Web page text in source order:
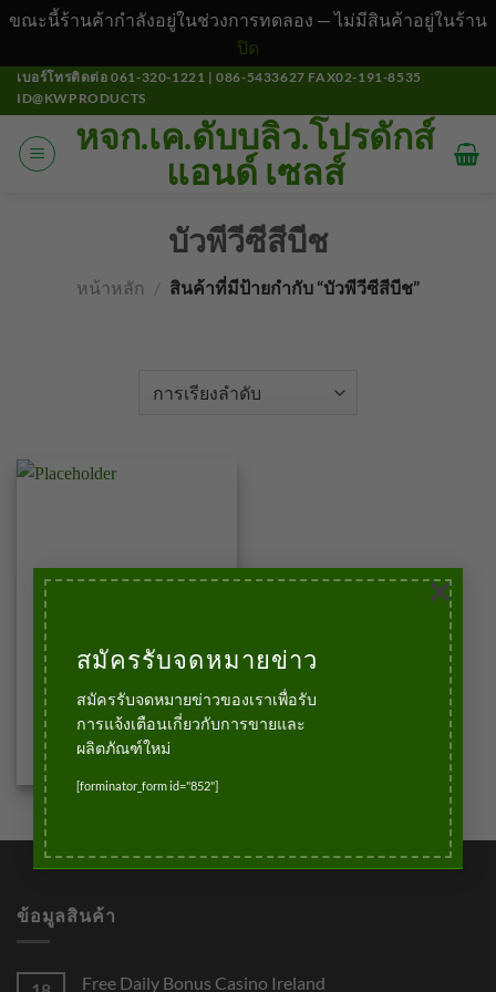
สมัครรับจดหมายข่าว
สมัครรับจดหมายข่าวของเราเพื่อรับ
การแจ้งเตือนเกี่ยวกับการขายและ
ผลิตภัณฑ์ใหม่
[forminator_form id="852"]
×
ขณะนี้ร้านค้ากำลังอยู่ในช่วงการทดลอง — ไม่มีสินค้าอยู่ในร้าน
ปิด
ข้าม
ไป
เนื้อหา
เบอร์โทรติดต่อ 061-320-1221 | 086-5433627 FAX02-191-8535
ID@KWPRODUCTS
หจก.เค.ดับบลิว.โปรดักส์
แอนด์ เซลส์
บัวพีวีซีสีบีช
หน้าหลัก / สินค้าที่มีป้ายกำกับ “บัวพีวีซีสีบีช”
บัวเชิงผนัง
บัวเชิงผนังโพลี่สไตรลีน
249.00
บาท
หยิบใส่ตะกร้า
ข้อมูลสินค้า
Free Daily Bonus Casino Ireland